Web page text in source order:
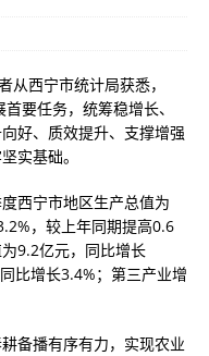
西宁市统计局获悉，
要任务，统筹稳增长、
好、质效提升、支撑增强
实基础。
西宁市地区生产总值为
，较上年同期提高0.6
9.2亿元，同比增长
比增长3.4%；第三产业增
备播有序有力，实现农业